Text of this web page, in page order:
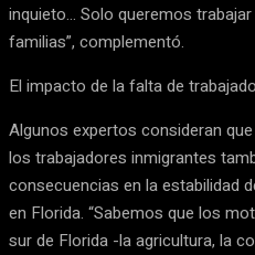
inquieto… Solo queremos
familias”, complementó.
El impacto de la falta de
Algunos expertos consideran
los trabajadores inmigrantes
consecuencias en la estabilidad
en Florida. “Sabemos que los
sur de Florida -la agricultura, la